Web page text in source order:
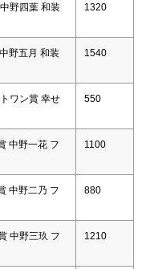
野四葉 和装
1320
野五月 和装
1540
ワン賞 幸せ
550
中野一花 フ
1100
中野二乃 フ
880
中野三玖 フ
1210